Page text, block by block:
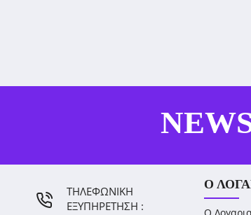
ΤΗΛΕΦΩΝΙΚΗ
ΕΞΥΠΗΡΕΤΗΣΗ :
Ο